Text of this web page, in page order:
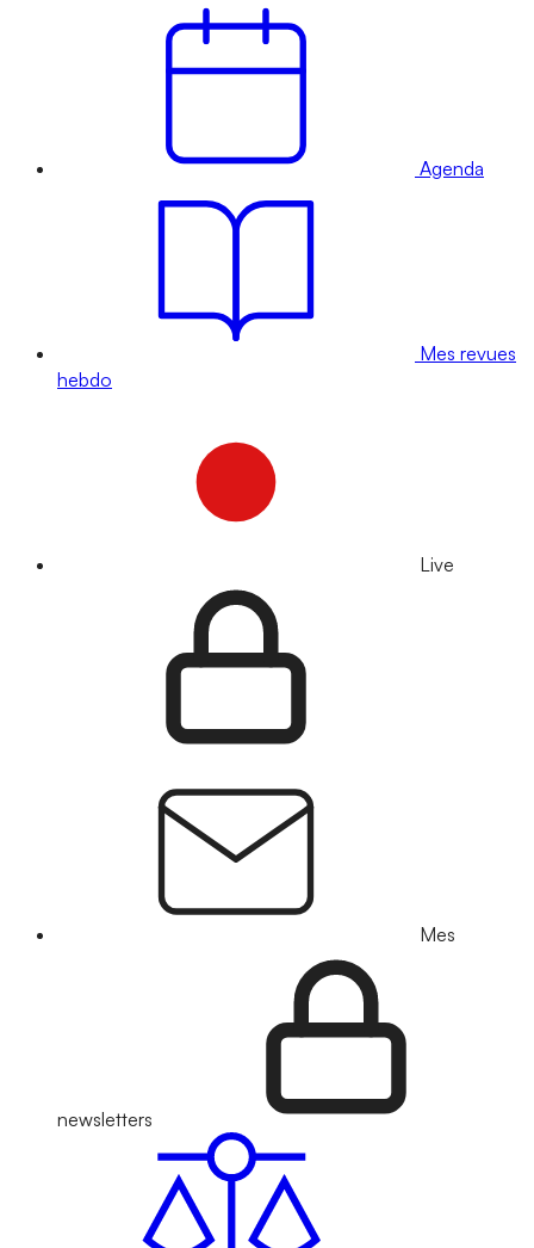
Agenda
Mes revues
hebdo
Live
Mes
newsletters